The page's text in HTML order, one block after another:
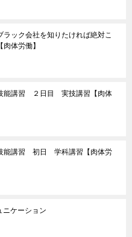
ラック会社を知りたければ絶対こ
体労働】
能講習 ２日目 実技講習【肉体
能講習 初日 学科講習【肉体労
ニケーション